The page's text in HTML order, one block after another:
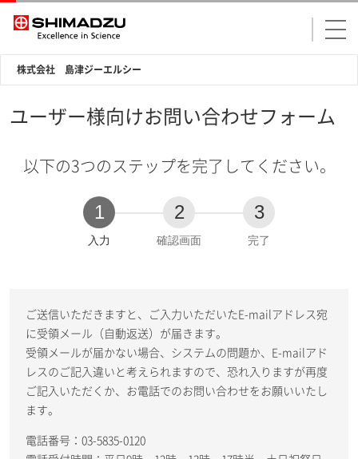
株式会社 島津ジーエルシー
ユーザー様向けお問い合わせフォーム
以下の3つのステップを完了してください。
1
現
入力
2
確認画面
3
完了
ご送信いただきますと、ご入力いただいたE-mailアドレス宛
に受領メール（自動返送）が届きます。
受領メールが届かない場合、システムの問題か、E-mailアド
レスのご記入違いと考えられますので、恐れ入りますが再度
ご記入いただくか、お電話でのお問い合わせをお願いいたし
ます。
電話番号：03-5835-0120